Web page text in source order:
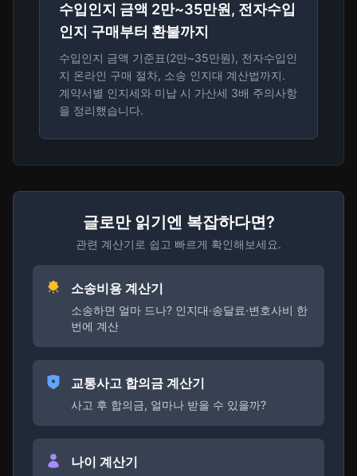
수입인지 금액 2만~35만원, 전자수입
인지 구매부터 환불까지
수입인지 금액 기준표(2만~35만원), 전자수입인
지 온라인 구매 절차, 소송 인지대 계산법까지.
계약서별 인지세와 미납 시 가산세 3배 주의사항
을 정리했습니다.
글로만 읽기엔 복잡하다면?
관련 계산기로 쉽고 빠르게 확인해보세요.
소송비용 계산기
소송하면 얼마 드나? 인지대·송달료·변호사비 한
번에 계산
교통사고 합의금 계산기
사고 후 합의금, 얼마나 받을 수 있을까?
나이 계산기